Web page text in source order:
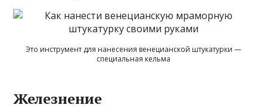
Это инструмент для нанесения венецианской штукатурки —
специальная кельма
Железнение